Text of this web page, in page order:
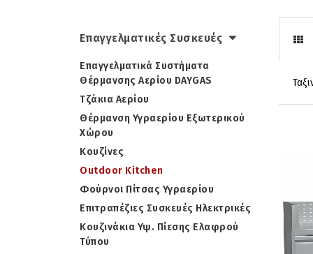
Επαγγελματικές Συσκευές
Επαγγελματικά Συστήματα
Θέρμανσης Αερίου DAYGAS
Τζάκια Αερίου
Θέρμανση Υγραερίου Εξωτερικού
Χώρου
Κουζίνες
Outdoor Kitchen
Φούρνοι Πίτσας Υγραερίου
Επιτραπέζιες Συσκευές Ηλεκτρικές
Κουζινάκια Υψ. Πίεσης Ελαφρού
Τύπου